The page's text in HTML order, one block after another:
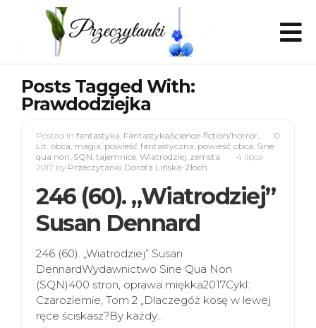
Posts Tagged With:
Prawdodziejka
0
Posted in fantastyka, Fantastyka/science-fiction/horror,
Lit. obca, magia, powieść fantastyczna, powieść obca, Sine
qua non, SQN, tajemnice, Wiatrodziej, zemsta
4 lipca
2017 by Przeczytanki Dorota Lińska-Złoch
246 (60). „Wiatrodziej”
Susan Dennard
246 (60). „Wiatrodziej” Susan
DennardWydawnictwo Sine Qua Non
(SQN)400 stron, oprawa miękka2017Cykl:
Czaroziemie, Tom 2 „Dlaczegóż kosę w lewej
ręce ściskasz?By każdy…